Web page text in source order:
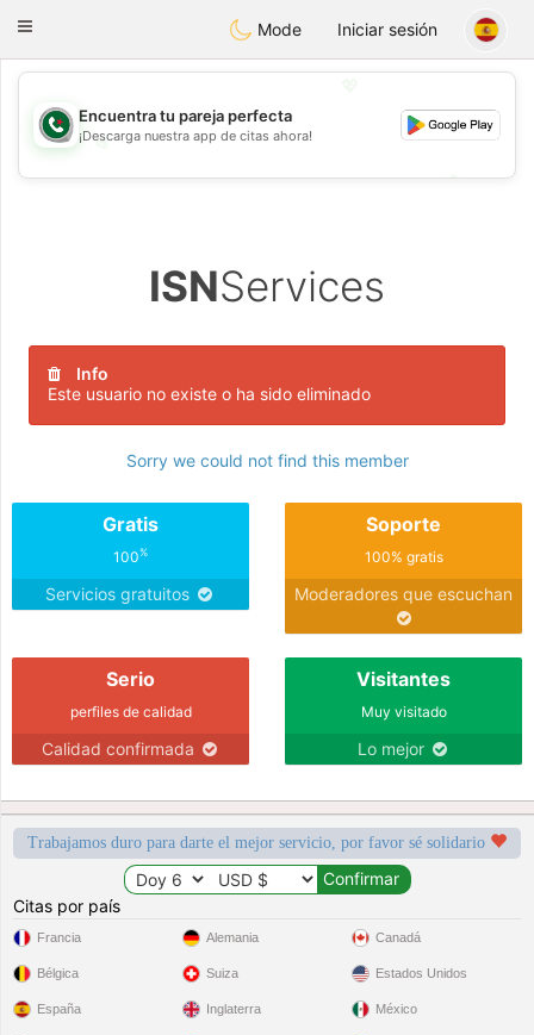
Weshrak
Toggle
Mode Iniciar sesión
💖
💕
Encuentra tu pareja perfecta
¡Descarga nuestra app de citas ahora!
ISNServices
Info
Este usuario no existe o ha sido eliminado
Sorry we could not find this member
Gratis
100%
Servicios gratuitos
Soporte
100% gratis
Moderadores que escuchan
Serio
perfiles de calidad
Calidad confirmada
Visitantes
Muy visitado
Lo mejor
Trabajamos duro para darte el mejor servicio, por favor sé solidario
Citas por país
Francia
Bélgica
España
Alemania
Suiza
Inglaterra
Canadá
Estados Unidos
México